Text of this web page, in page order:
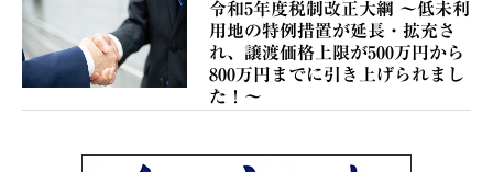
令和5年度税制改正大綱 ～低未利
用地の特例措置が延長・拡充さ
れ、譲渡価格上限が500万円から
800万円までに引き上げられまし
た！～